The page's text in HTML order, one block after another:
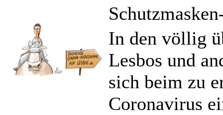
In den völlig
Lesbos und
sich beim zu
Coronavirus